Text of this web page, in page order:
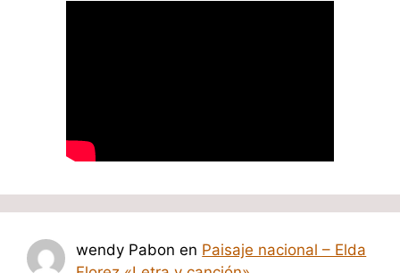
wendy Pabon en Paisaje nacional – Elda